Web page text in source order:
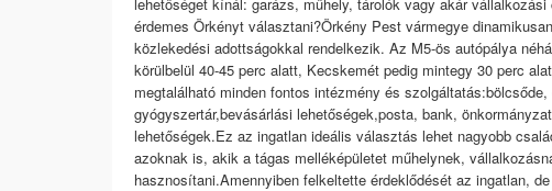
érdemes Örkényt választani?Örkény Pest vármegye
közlekedési adottságokkal rendelkezik. Az M5-ös autópálya
körülbelül 40-45 perc alatt, Kecskemét pedig mintegy 30 perc
megtalálható minden fontos intézmény és
gyógyszertár,bevásárlási lehetőségek,posta, bank,
lehetőségek.Ez az ingatlan ideális választás lehet nagyobb
azoknak is, akik a tágas melléképületet műhelynek,
hasznosítani.Amennyiben felkeltette érdeklődését az ingatlan,